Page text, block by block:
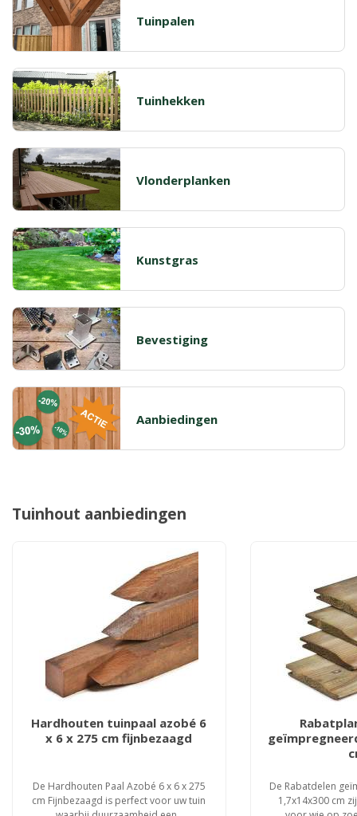
Tuinpalen
Tuinhekken
Vlonderplanken
Kunstgras
Bevestiging
Aanbiedingen
Tuinhout aanbiedingen
Hardhouten tuinpaal azobé 6
x 6 x 275 cm fijnbezaagd
De Hardhouten Paal Azobé 6 x 6 x 275
cm Fijnbezaagd is perfect voor uw tuin
De Rabatdelen
1,7x14x300 cm